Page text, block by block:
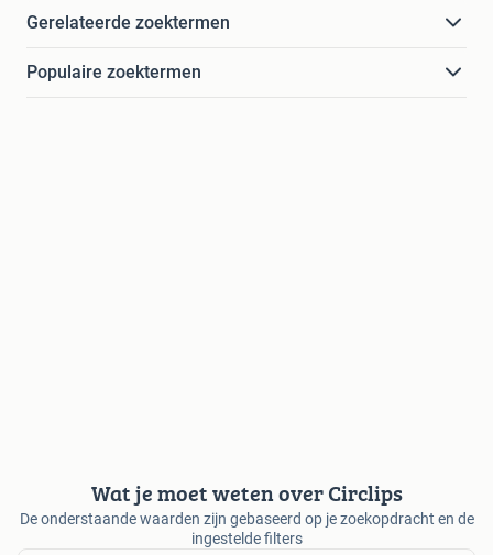
Gerelateerde zoektermen
Populaire zoektermen
Wat je moet weten over Circlips
De onderstaande waarden zijn gebaseerd op je zoekopdracht en de
ingestelde filters